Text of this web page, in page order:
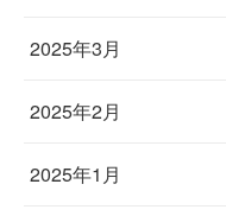
2025年3月
2025年2月
2025年1月